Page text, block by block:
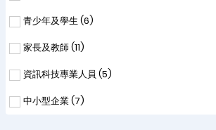
青少年及學生 (6)
家長及教師 (11)
資訊科技專業人員 (5)
中小型企業 (7)